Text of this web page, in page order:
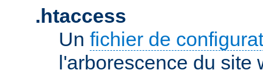
.htaccess
Un fichier de
l'arborescence du